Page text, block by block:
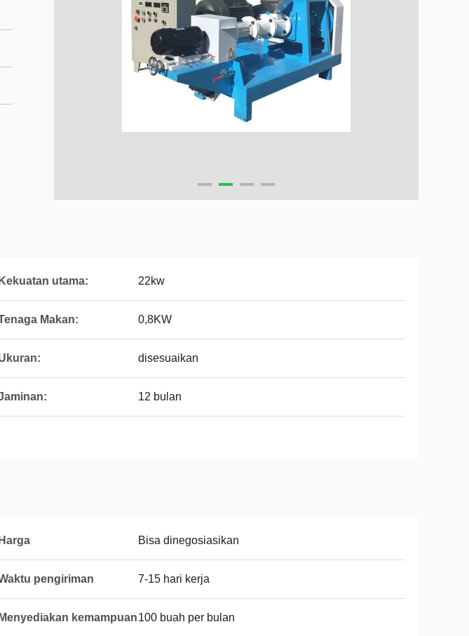
Kekuatan utama: 22kw
Makan: 0,8KW
disesuaikan
12 bulan
Harga Bisa dinegosiasikan
pengiriman 7-15 hari kerja
Menyediakan kemampuan100 buah per bulan